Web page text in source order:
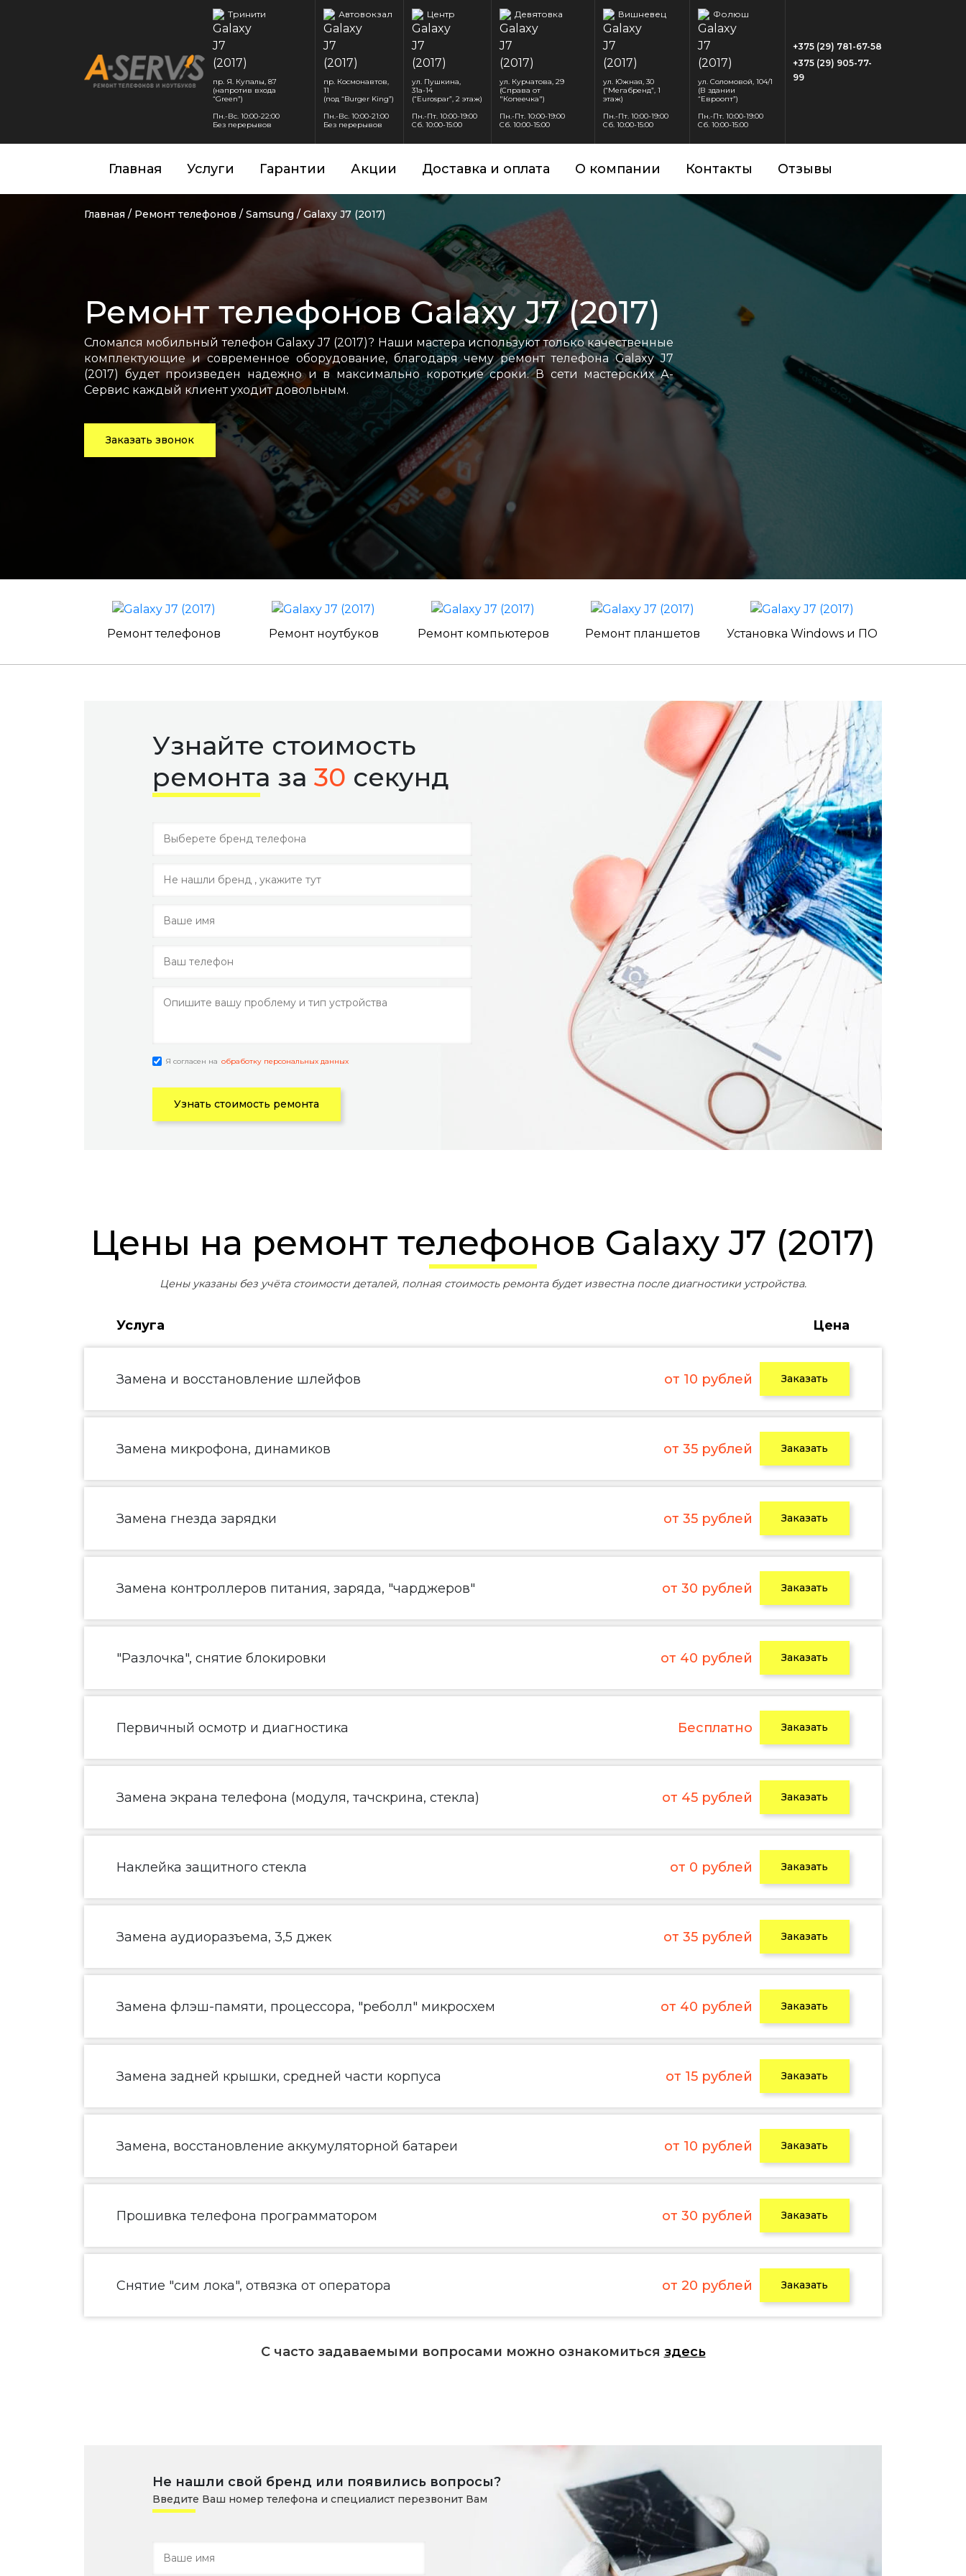
Тринити
пр. Я. Купалы, 87
(напротив входа
“Green”)
Пн.-Вс. 10:00-22:00
Без перерывов
Автовокзал
пр. Космонавтов,
11
(под “Burger King”)
Пн.-Вс. 10:00-21:00
Без перерывов
Центр
ул. Пушкина,
31а-14
(“Eurospar”, 2 этаж)
Пн.-Пт. 10:00-19:00
Сб. 10:00-15:00
Девятовка
ул. Курчатова, 29
(Справа от
"Копеечка")
Пн.-Пт. 10:00-19:00
Сб. 10:00-15:00
Вишневец
ул. Южная, 30
(“Мегабренд”, 1
этаж)
Пн.-Пт. 10:00-19:00
Сб. 10:00-15:00
Фолюш
ул. Соломовой, 104/1
(В здании
“Евроопт”)
Пн.-Пт. 10:00-19:00
Сб. 10:00-15:00
+375 (29) 781-67-58
+375 (29) 905-77-
99
Главная Услуги Гарантии Акции Доставка и оплата О компании Контакты Отзывы
Главная / Ремонт телефонов / Samsung / Galaxy J7 (2017)
Ремонт телефонов Galaxy J7 (2017)
Сломался мобильный телефон Galaxy J7 (2017)? Наши мастера используют только качественные
комплектующие и современное оборудование, благодаря чему ремонт телефона Galaxy J7
(2017) будет произведен надежно и в максимально короткие сроки. В сети мастерских А-
Сервис каждый клиент уходит довольным.
Заказать звонок
Ремонт телефонов Ремонт ноутбуков Ремонт компьютеров Ремонт планшетов Установка Windows и ПО
Узнайте стоимость
ремонта за 30 секунд
Я согласен на обработку персональных данных
Узнать стоимость ремонта
Цены на ремонт телефонов Galaxy J7 (2017)
Цены указаны без учёта стоимости деталей, полная стоимость ремонта будет известна после диагностики устройства.
Услуга Цена
Замена и восстановление шлейфов от 10 рублей Заказать
Замена микрофона, динамиков от 35 рублей Заказать
Замена гнезда зарядки от 35 рублей Заказать
Замена контроллеров питания, заряда, "чарджеров" от 30 рублей Заказать
"Разлочка", снятие блокировки от 40 рублей Заказать
Первичный осмотр и диагностика Бесплатно Заказать
Замена экрана телефона (модуля, тачскрина, стекла) от 45 рублей Заказать
Наклейка защитного стекла от 0 рублей Заказать
Замена аудиоразъема, 3,5 джек от 35 рублей Заказать
Замена флэш-памяти, процессора, "реболл" микросхем от 40 рублей Заказать
Замена задней крышки, средней части корпуса от 15 рублей Заказать
Замена, восстановление аккумуляторной батареи от 10 рублей Заказать
Прошивка телефона программатором от 30 рублей Заказать
Снятие "сим лока", отвязка от оператора от 20 рублей Заказать
С часто задаваемыми вопросами можно ознакомиться здесь
Не нашли свой бренд или появились вопросы?
Введите Ваш номер телефона и специалист перезвонит Вам